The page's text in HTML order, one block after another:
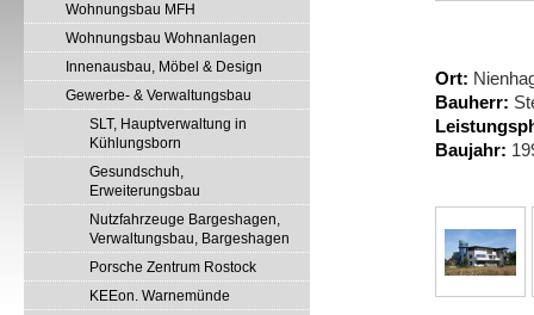
Ort:
Bauherr:
Baujahr:
Wohnungsbau MFH
Wohnungsbau Wohnanlagen
Innenausbau, Möbel & Design
Gewerbe- & Verwaltungsbau
SLT, Hauptverwaltung in
Kühlungsborn
Gesundschuh,
Erweiterungsbau
Nutzfahrzeuge Bargeshagen,
Verwaltungsbau, Bargeshagen
Porsche Zentrum Rostock
KEEon. Warnemünde